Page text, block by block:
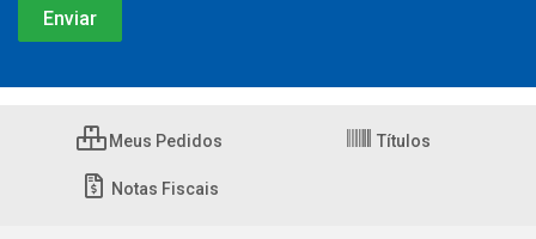
Meus Pedidos Títulos
Notas Fiscais